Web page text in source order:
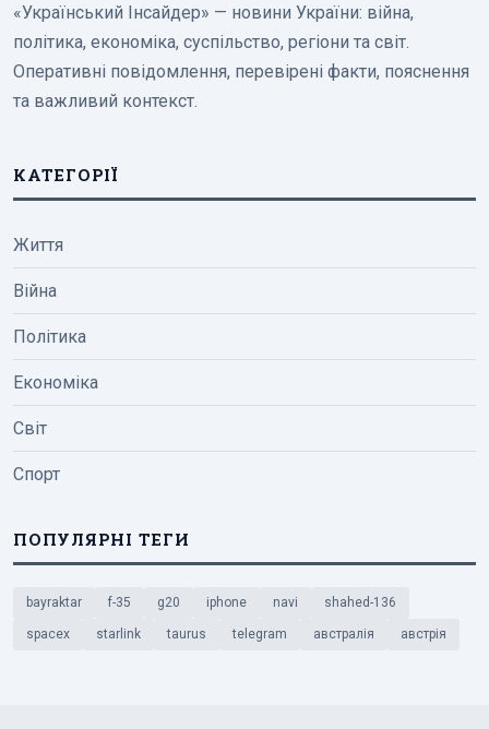
«Український Інсайдер» — новини України: війна,
політика, економіка, суспільство, регіони та світ.
Оперативні повідомлення, перевірені факти, пояснення
та важливий контекст.
КАТЕГОРІЇ
Життя
Війна
Політика
Економіка
Світ
Спорт
ПОПУЛЯРНІ ТЕГИ
bayraktar f-35 g20 iphone navi shahed-136
spacex starlink taurus telegram австралія австрія